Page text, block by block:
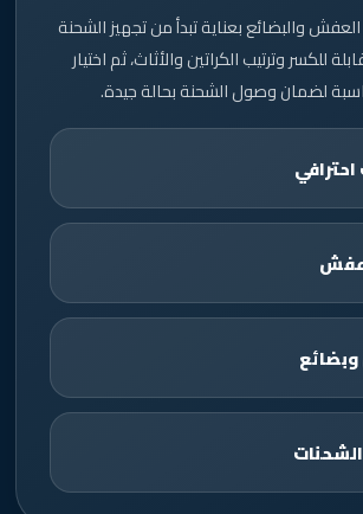
والبضائع بعناية تبدأ من تجهيز الشحنة
للكسر وترتيب الكراتين والأثاث، ثم اختيار
لضمان وصول الشحنة بحالة جيدة.
وبضائع